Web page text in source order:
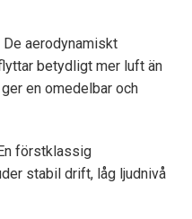
De aerodynamiskt
betydligt mer luft än
en omedelbar och
förstklassig
stabil drift, låg ljudnivå